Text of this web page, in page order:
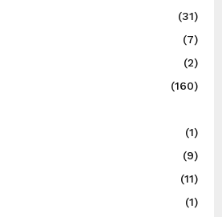
(31)
(7)
(2)
(160)
(1)
(9)
(11)
(1)